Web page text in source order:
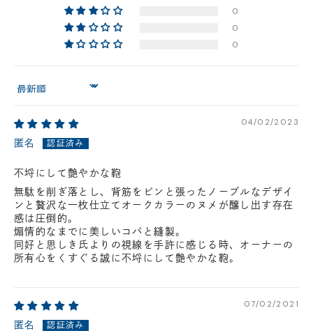
- 在庫 -△
福岡店- 在庫 -△
店舗に在庫がある場合、お支払金額が合計300,000
円(税込)以下の場合、代引きでのご配送も可能です。
新製品については販売開始日より取扱いとなります。
※在庫ありの表示の際にも売り切れや他のお客様の取り置きの場合がご
※在庫状況は随時変動しているため、ご来店時に売り切れの場合がござ
います。
※新製品については、在庫表示が発売開始日までに変動する場合がござ
います。
最新の在庫状況については、ご利用店舗に直接お問い
合わせください。
店舗一覧はこちら
0
0
0
Sort by
04/02/2023
匿名
不埒にして艶やかな鞄
無駄を削ぎ落とし、背筋をピンと張ったノーブルなデザイ
ンと贅沢な一枚仕立てオークカラーのヌメが醸し出す存在
感は圧倒的。
煽情的なまでに美しいコバと縫製。
同好と思しき氏よりの視線を手許に感じる時、オーナーの
所有心をくすぐる誠に不埒にして艶やかな鞄。
07/02/2021
匿名